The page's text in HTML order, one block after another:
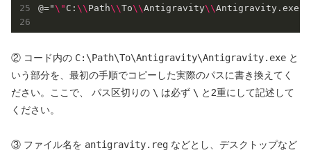
@="\ " C: \\ Path\\To\\Antigravity\\Antigravity.exe\
② コード内の C:\Path\To\Antigravity\Antigravity.exe と
いう部分を、最初の手順でコピーした実際のパスに書き換えてく
ださい。ここで、 パス区切りの \ は必ず \ と2重にして記述して
ください。
③ ファイル名を antigravity.reg などとし、デスクトップなど